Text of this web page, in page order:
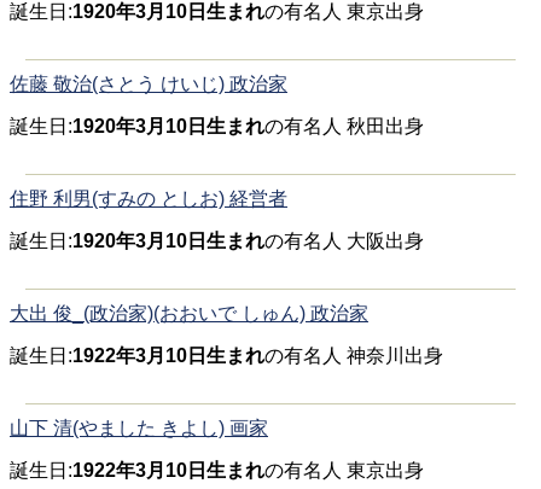
誕生日:1920年3月10日生まれの有名人 東京出身
佐藤 敬治(さとう けいじ) 政治家
誕生日:1920年3月10日生まれの有名人 秋田出身
住野 利男(すみの としお) 経営者
誕生日:1920年3月10日生まれの有名人 大阪出身
大出 俊_(政治家)(おおいで しゅん) 政治家
誕生日:1922年3月10日生まれの有名人 神奈川出身
山下 清(やました きよし) 画家
誕生日:1922年3月10日生まれの有名人 東京出身